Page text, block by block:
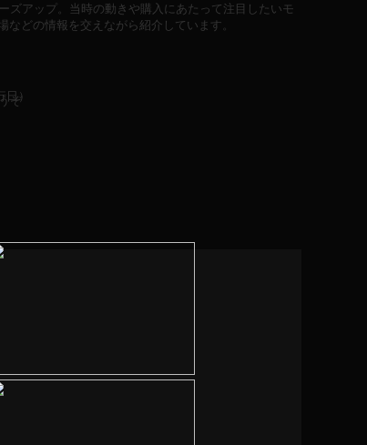
ズアップ。当時の動きや購入にあたって注目したいモ
などの情報を交えながら紹介しています。
）
ぞ